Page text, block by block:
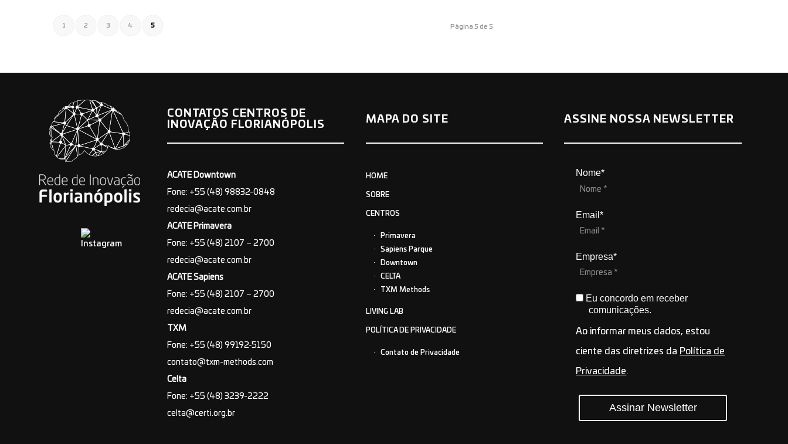
Página 5 de 5
1 2 3 4 5
CONTATOS CENTROS DE
INOVAÇÃO FLORIANÓPOLIS
ACATE Downtown
Fone: +55 (48) 98832-0848
redecia@acate.com.br
ACATE Primavera
Fone: +55 (48) 2107 – 2700
redecia@acate.com.br
ACATE Sapiens
Fone: +55 (48) 2107 – 2700
redecia@acate.com.br
TXM
Fone: +55 (48) 99192-5150
contato@txm-methods.com
Celta
Fone: +55 (48) 3239-2222
celta@certi.org.br
MAPA DO SITE
HOME
SOBRE
CENTROS
Primavera
Sapiens Parque
Downtown
CELTA
TXM Methods
LIVING LAB
POLÍTICA DE PRIVACIDADE
Contato de Privacidade
ASSINE NOSSA NEWSLETTER
Nome*
Email*
Empresa*
Eu concordo em receber
comunicações.
Ao informar meus dados, estou
ciente das diretrizes da Política de
Privacidade.
Assinar Newsletter